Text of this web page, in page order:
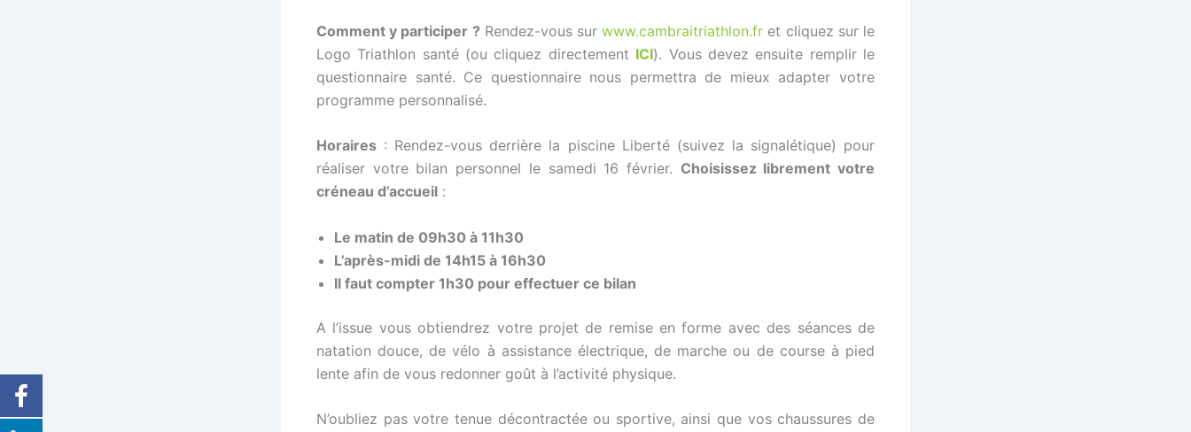
Comment y participer ? Rendez-vous surwww.cambraitriathlon.fr et cliquez sur le
Logo Triathlon santé (ou cliquez directement ICI). Vous devez ensuite remplir le
questionnaire santé. Ce questionnaire nous permettra de mieux adapter votre
programme personnalisé.
Horaires : Rendez-vous derrière la piscine Liberté (suivez la signalétique) pour
réaliser votre bilan personnel le samedi 16 février. Choisissez librement votre
créneau d’accueil :
Le matin de 09h30 à 11h30
L’après-midi de 14h15 à 16h30
Il faut compter 1h30 pour effectuer ce bilan
A l’issue vous obtiendrez votre projet de remise en forme avec des séances de
natation douce, de vélo à assistance électrique, de marche ou de course à pied
lente afin de vous redonner goût à l’activité physique.
N’oubliez pas votre tenue décontractée ou sportive, ainsi que vos chaussures de